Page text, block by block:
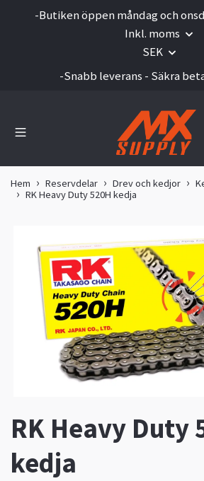
-Butiken öppen måndag och
Inkl. moms
SEK
-Snabb leverans - Säkra
Hem Reservdelar Drev och kedjor
RK Heavy Duty 520H kedja
RK Heavy Duty
kedja